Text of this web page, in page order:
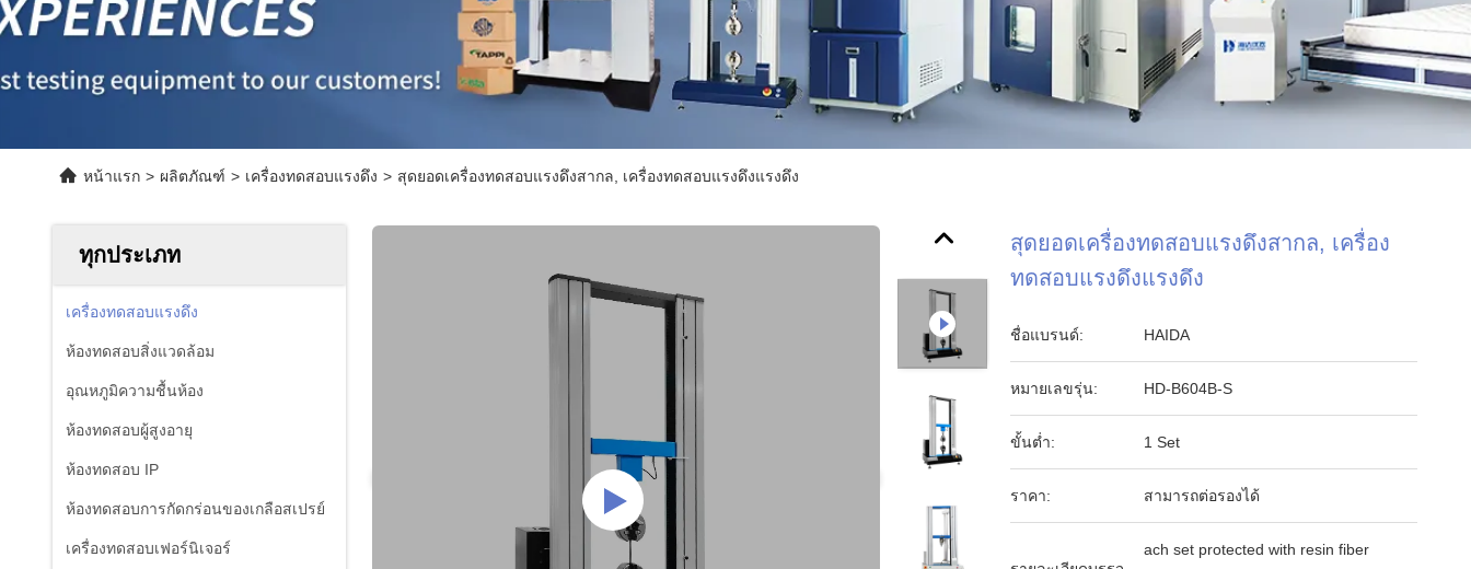
หน้าแรก > ผลิตภัณฑ์ > เครื่องทดสอบแรงดึง > สุดยอดเครื่องทดสอบแรงดึงสากล, เครื่องทดสอบแรงดึงแรงดึง
ทุกประเภท
เครื่องทดสอบแรงดึง
ห้องทดสอบสิ่งแวดล้อม
อุณหภูมิความชื้นห้อง
ห้องทดสอบผู้สูงอายุ
ห้องทดสอบ IP
ห้องทดสอบการกัดกร่อนของเกลือสเปรย์
เครื่องทดสอบเฟอร์นิเจอร์
สุดยอดเครื่องทดสอบแรงดึงสากล, เครื่อง
ทดสอบแรงดึงแรงดึง
ชื่อแบรนด์: HAIDA
หมายเลขรุ่น: HD-B604B-S
ขั้นต่ำ: 1 Set
ราคา: สามารถต่อรองได้
ach set protected with resin fiber